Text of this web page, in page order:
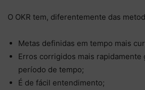
O OKR tem, diferentemente das
Metas definidas em tempo mais
Erros corrigidos mais rapidamente
período de tempo;
É de fácil entendimento;